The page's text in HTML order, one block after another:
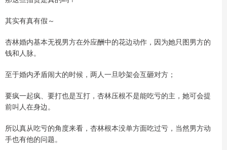
其实有真有假～
杏林婚内基本无视男方在外应酬中的花边动作，因为她只图男方的
钱和人脉。
至于婚内矛盾闹大的时候，两人一旦吵架会互砸对方；
要疯一起疯、要打也是互打，杏林压根不是能吃亏的主，她可会提
前叫人在身边。
所以真从吃亏的角度来看，杏林根本没单方面吃过亏，当然男方动
手也有他的问题。